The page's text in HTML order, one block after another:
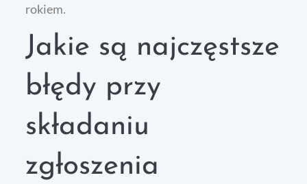
rokiem.
Jakie są najczęstsze
błędy przy
składaniu
zgłoszenia